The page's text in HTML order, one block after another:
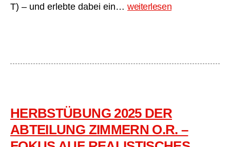
T) – und erlebte dabei ein… Fahrzeugweihe
der
Einsatzbereitschaft
im
Doppelpack
weiterlesen
HERBSTÜBUNG 2025 DER
ABTEILUNG ZIMMERN O.R. –